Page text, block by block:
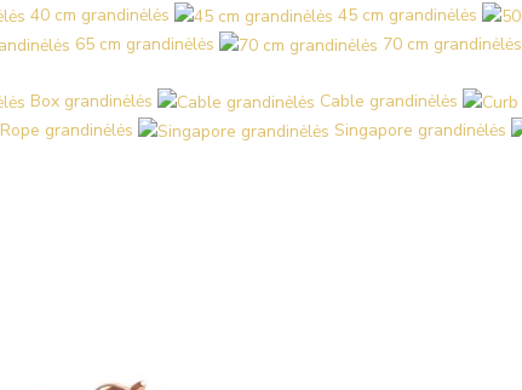
40 cm grandinėlės 45 cm grandinėlės
65 cm grandinėlės
70 cm grandinėlės
Box grandinėlės Cable grandinėlės
Rope grandinėlės Singapore grandinėlės